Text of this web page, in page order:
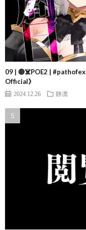
09 | 🔴☠️POE2 |
Official》
2024.12.26 静凛